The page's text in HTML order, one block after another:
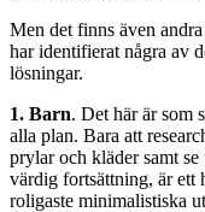
Men det finns även
har identifierat några av
lösningar.
1. Barn. Det här är som
alla plan. Bara att
prylar och kläder samt
värdig fortsättning, är ett
roligaste minimalistiska